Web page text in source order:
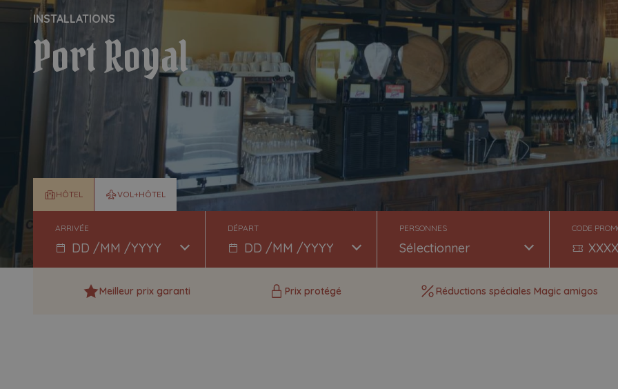
INSTALLATIONS
Port Royal
HÔTEL VOL+HÔTEL
ARRIVÉE DÉPART PERSONNES
-
+
CODE
Meilleur prix garanti Prix protégé Réductions spéciales Magic amigos